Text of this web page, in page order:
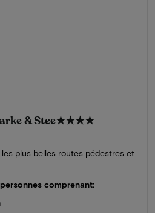
& Stee★★★★
plus belles routes pédestres et
comprenant: